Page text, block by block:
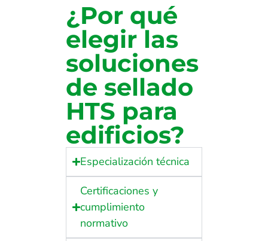
¿Por qué
elegir las
soluciones
de sellado
HTS para
edificios?
Especialización técnica
Certificaciones y
cumplimiento
normativo